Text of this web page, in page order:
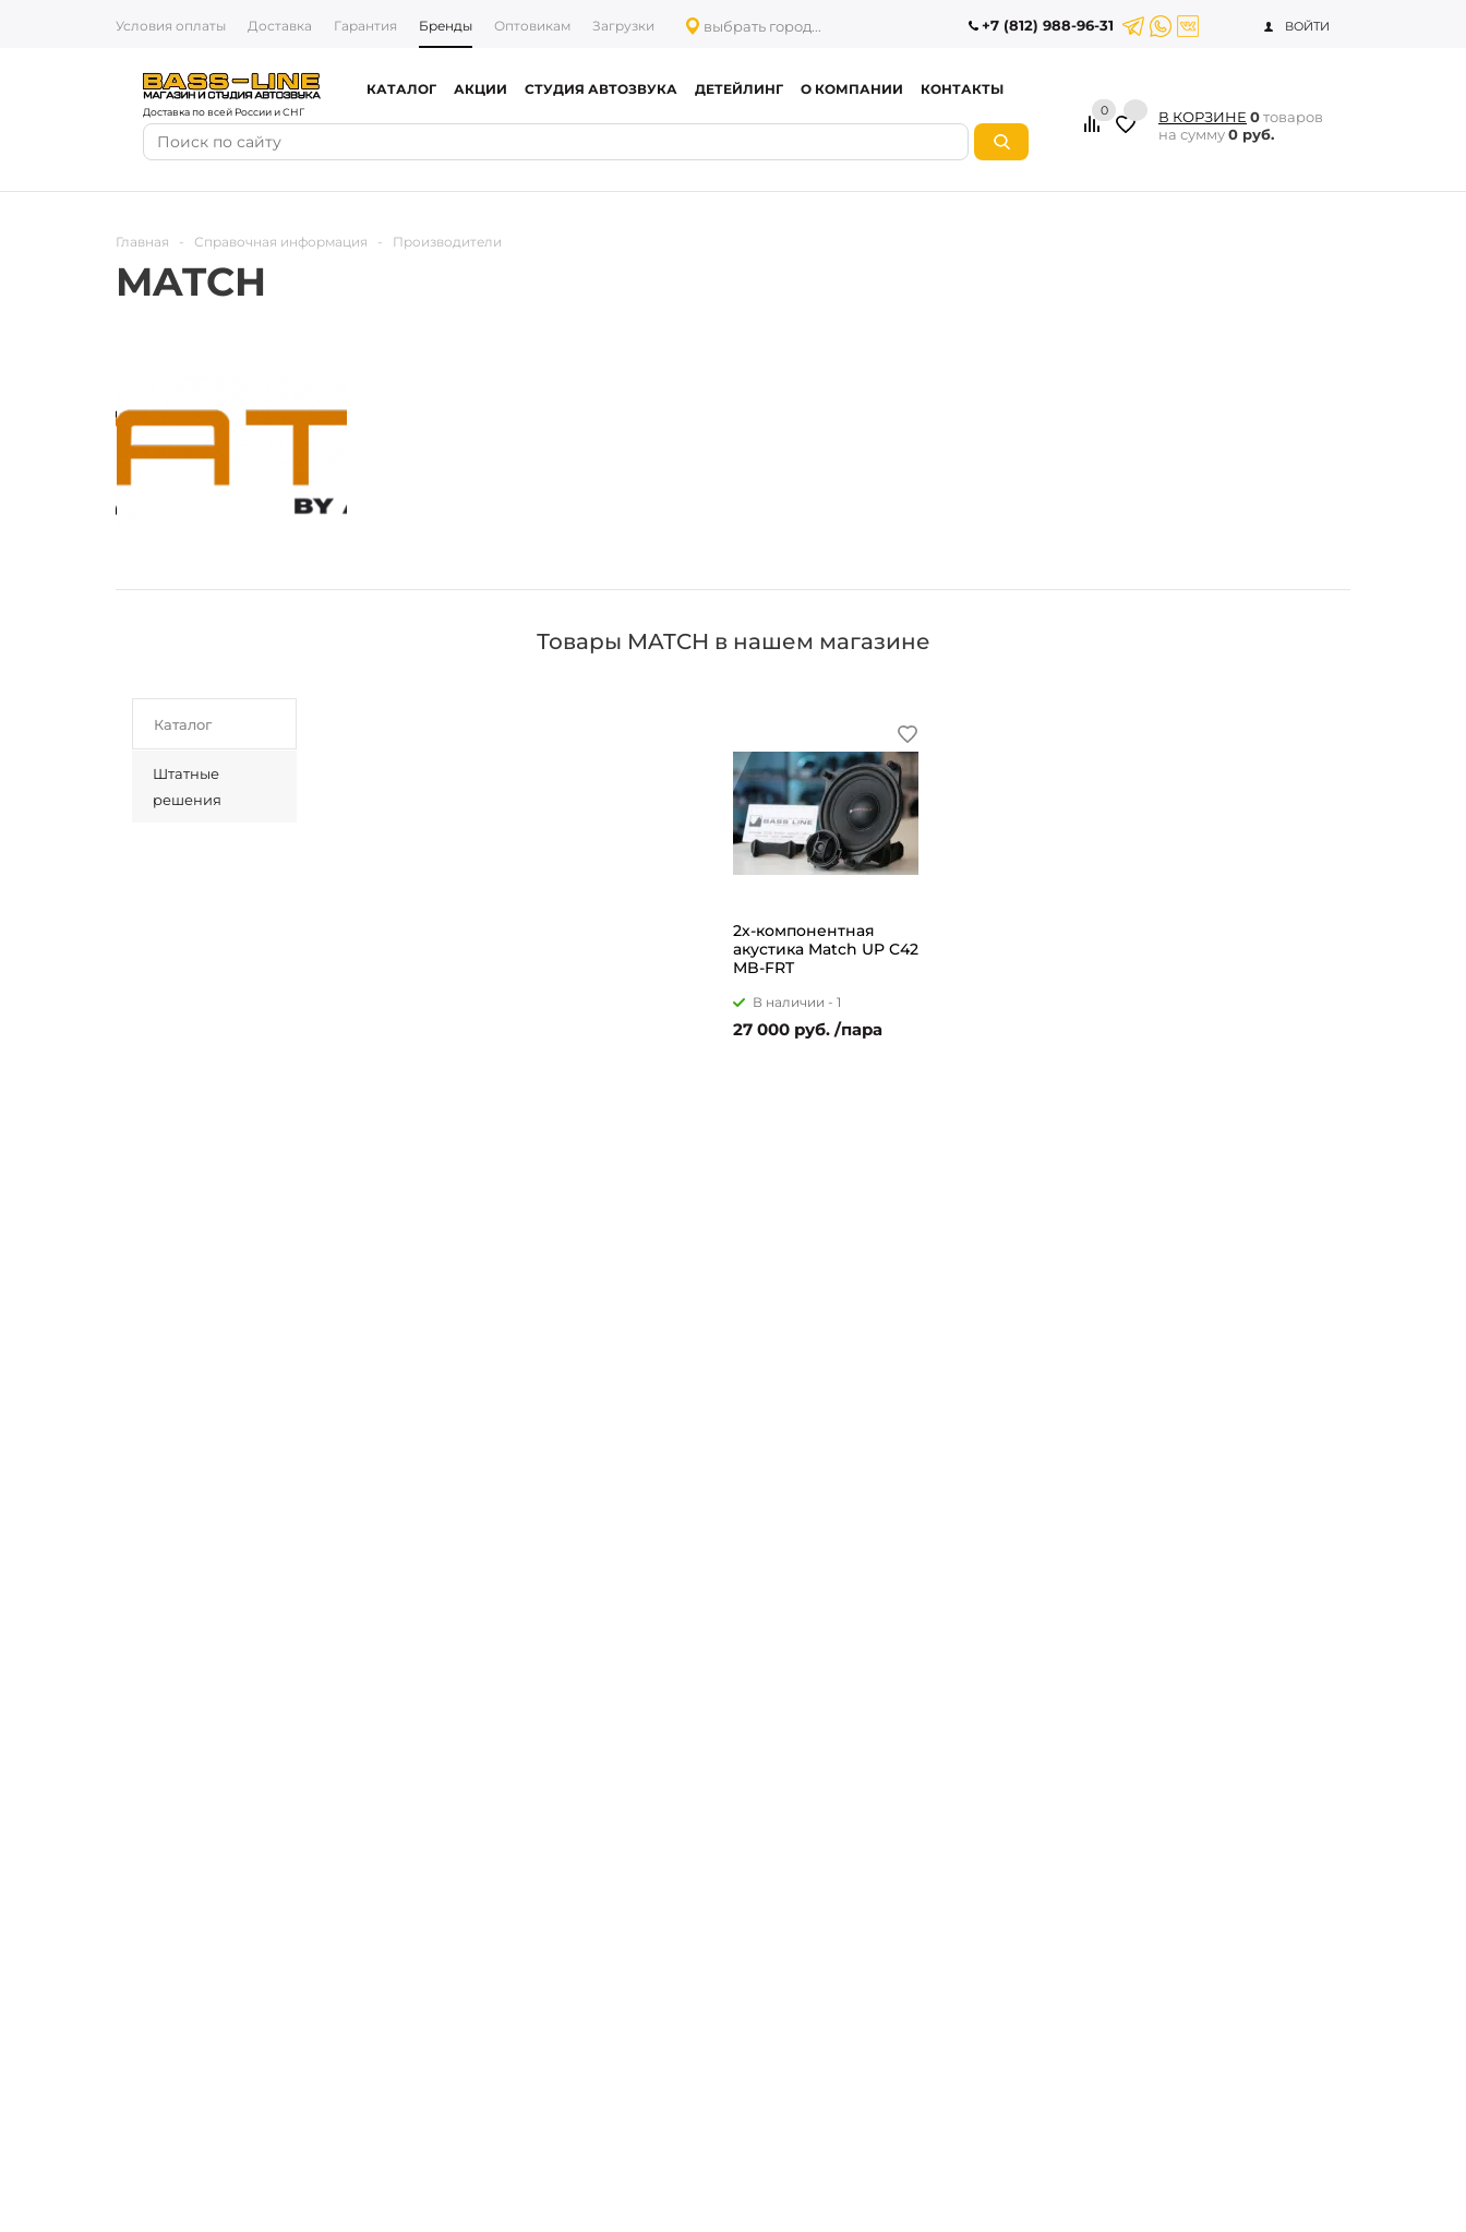
Условия оплаты Доставка Гарантия Бренды Оптовикам Загрузки выбрать город... +7 (812) 988-96-31 ВОЙТИ
Доставка по всей России и СНГ
КАТАЛОГ АКЦИИ СТУДИЯ АВТОЗВУКА ДЕТЕЙЛИНГ О КОМПАНИИ КОНТАКТЫ
0 В КОРЗИНЕ 0товаров
на сумму0 руб.
Главная - Справочная информация - Производители
MATCH
Товары MATCH в нашем магазине
Каталог
Штатные
решения
2х-компонентная
акустика Match UP C42
MB-FRT
В наличии - 1
27 000 руб. /пара